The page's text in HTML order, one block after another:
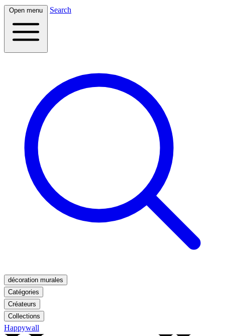
Open menu Search
décoration murales
Catégories
Créateurs
Collections
Happywall